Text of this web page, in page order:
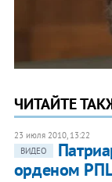
ЧИТАЙТЕ
23 июля 2010, 13:22
ВИДЕО
орденом